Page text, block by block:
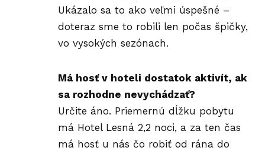
Ukázalo sa to ako veľmi úspešné –
doteraz sme to robili len počas špičky,
vo vysokých sezónach.
Má hosť v hoteli dostatok aktivít, ak
sa rozhodne nevychádzať?
Určite áno. Priemernú dĺžku pobytu
má Hotel Lesná 2,2 noci, a za ten čas
má hosť u nás čo robiť od rána do